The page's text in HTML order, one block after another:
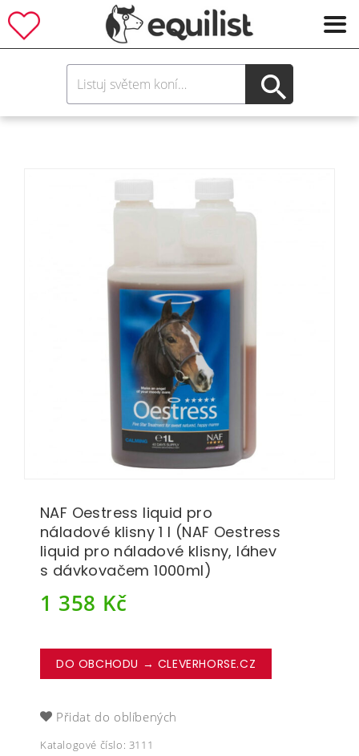
NAF Oestress liquid pro
náladové klisny 1 l (NAF Oestress
liquid pro náladové klisny, láhev
s dávkovačem 1000ml)
1 358 Kč
DO OBCHODU → CLEVERHORSE.CZ
Přidat do oblíbených
Katalogové číslo: 3111